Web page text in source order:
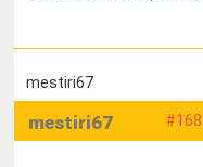
mestiri67
#168
mestiri67